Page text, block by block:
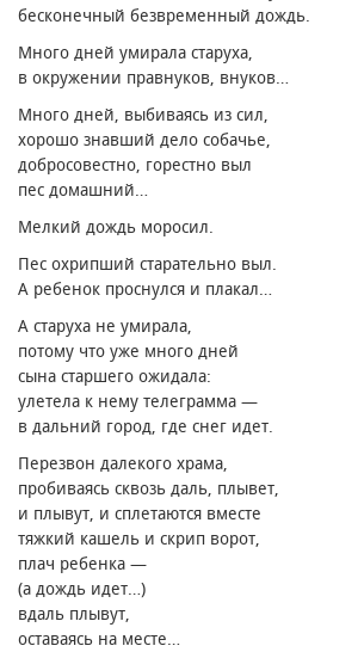
бесконечный безвременный дождь.
Много дней умирала старуха,
в окружении правнуков, внуков…
Много дней, выбиваясь из сил,
хорошо знавший дело собачье,
добросовестно, горестно выл
пес домашний…
Мелкий дождь моросил.
Пес охрипший старательно выл.
А ребенок проснулся и плакал…
А старуха не умирала,
потому что уже много дней
сына старшего ожидала։
улетела к нему телеграмма —
в дальний город, где снег идет.
Перезвон далекого храма,
пробиваясь сквозь даль, плывет,
и плывут, и сплетаются вместе
тяжкий кашель и скрип ворот,
плач ребенка —
(а дождь идет…)
вдаль плывут,
оставаясь на месте…